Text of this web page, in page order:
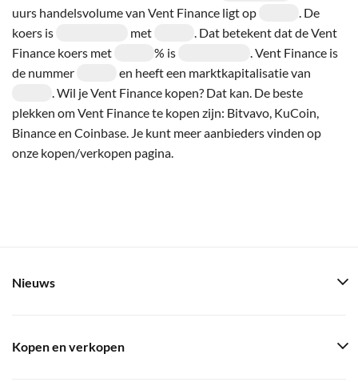
uurs handelsvolume van Vent Finance ligt op
. De
koers is
met
. Dat betekent dat de Vent
Finance koers met
% is
. Vent Finance is
de nummer
en heeft een marktkapitalisatie van
. Wil je Vent Finance kopen? Dat kan. De beste
plekken om Vent Finance te kopen zijn: Bitvavo, KuCoin,
Binance en Coinbase. Je kunt meer aanbieders vinden op
onze kopen/verkopen pagina.
Nieuws
Kopen en verkopen